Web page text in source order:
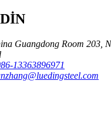
Guangdong Room 203,
13363896971